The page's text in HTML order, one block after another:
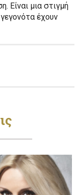
Είναι μια στιγμή
έχουν